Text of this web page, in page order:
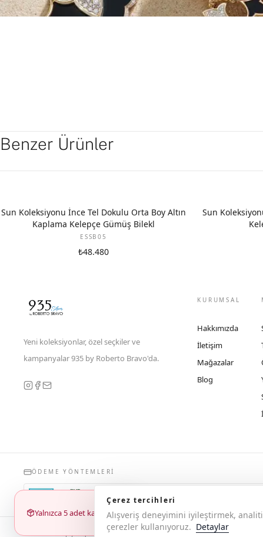
Yalnızca 5 adet kaldı
Benzer Ürünler
Sun Koleksiyonu İnce Tel Dokulu Orta Boy Altın
Kaplama Kelepçe Gümüş Bilekl
ESSB05
₺48.480
Sun
Yeni koleksiyonlar, özel seçkiler ve
kampanyalar 935 by Roberto Bravo'da.
KURUMSAL
Hakkımızda
İletişim
Mağazalar
Blog
ÖDEME YÖNTEMLERI
© 2026 Copyright 935 by Roberto Bravo
Çerez tercihleri
Alışveriş deneyimini iyileştirmek,
çerezler kullanıyoruz. Detaylar